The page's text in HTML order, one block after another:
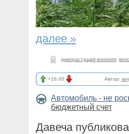
далее »
дикорастущая конопля
+16.00 Автор:
Автомобиль - не
бюджетный счет
Давеча